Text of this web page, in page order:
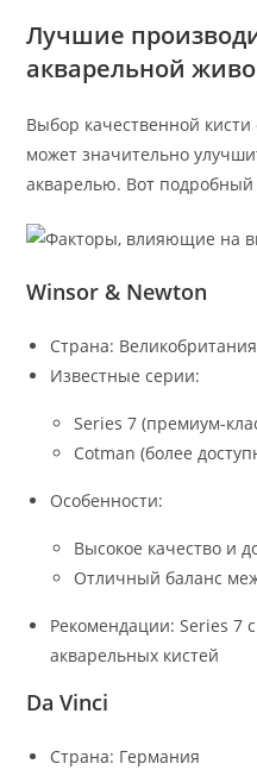
Лучшие
акварельной
Выбор качественной
может значительно
акварелью. Вот
Winsor & Newton
Страна: Великобритания
Известные серии:
Series 7 (премиум-
Cotman (более
Особенности:
Высокое качество и
Отличный баланс
Рекомендации: Series 7
акварельных кистей
Da Vinci
Страна: Германия